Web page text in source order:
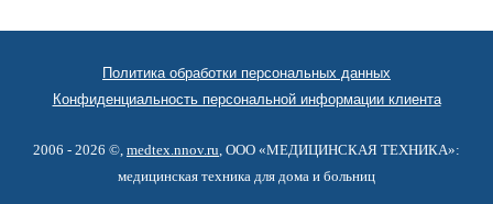
Политика обработки персональных данных
Конфиденциальность персональной информации клиента
2006 - 2026 ©, medtex.nnov.ru , ООО «МЕДИЦИНСКАЯ ТЕХНИКА»:
медицинская техника для дома и больниц